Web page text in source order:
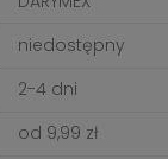
niedostępny
2-4 dni
od 9,99 zł